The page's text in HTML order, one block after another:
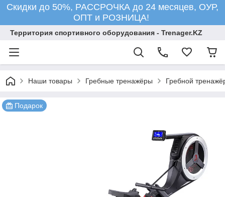
Скидки до 50%, РАССРОЧКА до 24 месяцев, ОУР,
ОПТ и РОЗНИЦА!
Территория спортивного оборудования - Trenager.KZ
Наши товары Гребные тренажёры Гребной
Подарок